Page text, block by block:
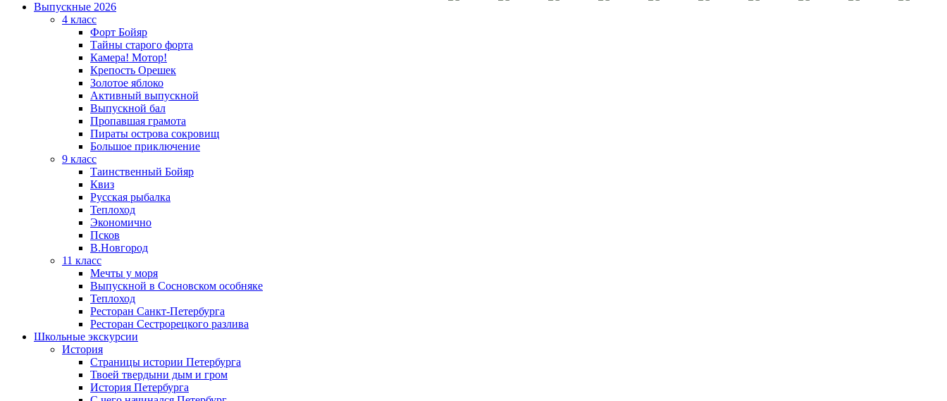
Выпускные 2026
4 класс
Форт Бойяр
Тайны старого форта
Камера! Мотор!
Крепость Орешек
Золотое яблоко
Активный выпускной
Выпускной бал
Пропавшая грамота
Пираты острова сокровищ
Большое приключение
9 класс
Таинственный Бойяр
Квиз
Русская рыбалка
Теплоход
Экономично
Псков
В.Новгород
11 класс
Мечты у моря
Выпускной в Сосновском особняке
Теплоход
Ресторан Санкт-Петербурга
Ресторан Сестрорецкого разлива
Школьные экскурсии
История
Страницы истории Петербурга
Твоей твердыни дым и гром
История Петербурга